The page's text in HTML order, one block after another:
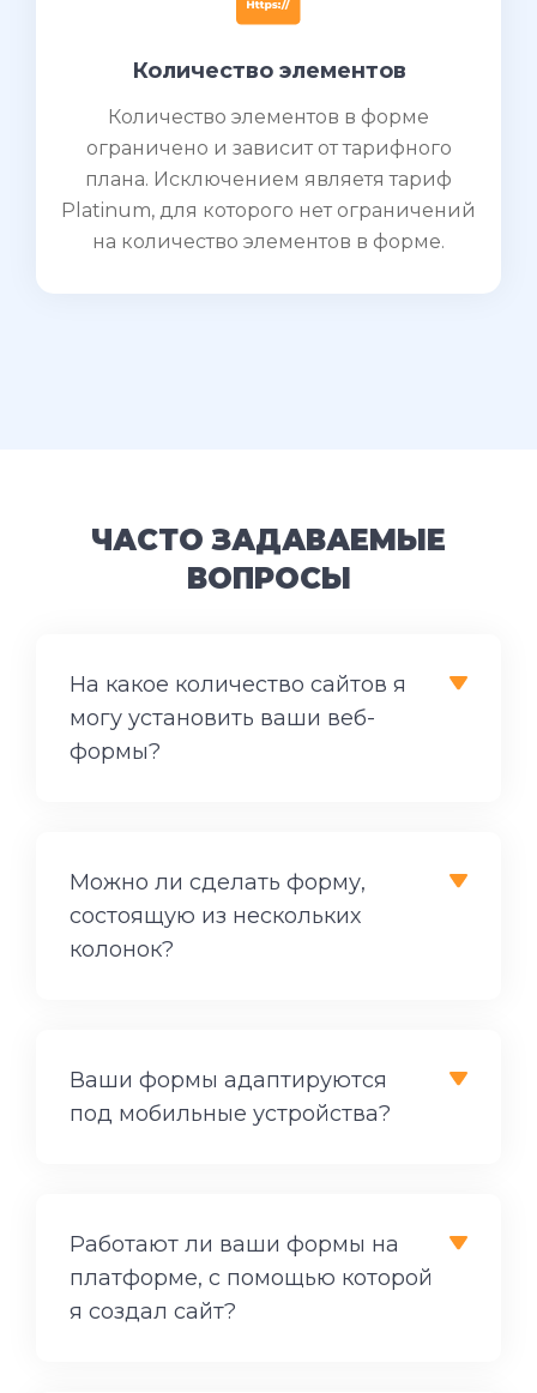
Количество элементов
Количество элементов в форме
ограничено и зависит от тарифного
плана. Исключением являетя тариф
Platinum, для которого нет ограничений
на количество элементов в форме.
ЧАСТО ЗАДАВАЕМЫЕ
ВОПРОСЫ
На какое количество сайтов я
могу установить ваши веб-
формы?
Можно ли сделать форму,
состоящую из нескольких
колонок?
Ваши формы адаптируются
под мобильные устройства?
Работают ли ваши формы на
платформе, с помощью которой
я создал сайт?